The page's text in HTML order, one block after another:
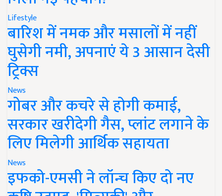
Lifestyle
बारिश में नमक और मसालों में नहीं
घुसेगी नमी, अपनाएं ये 3 आसान देसी
ट्रिक्स
News
गोबर और कचरे से होगी कमाई,
सरकार खरीदेगी गैस, प्लांट लगाने के
लिए मिलेगी आर्थिक सहायता
News
इफको-एमसी ने लॉन्च किए दो नए